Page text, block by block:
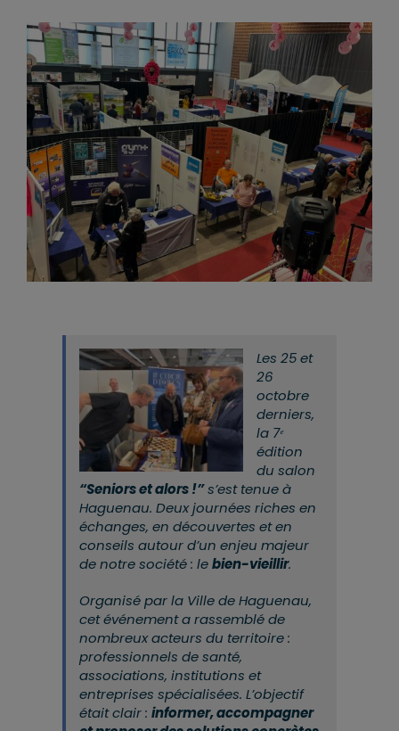
Les 25 et
26
octobre
derniers,
la 7ᵉ
édition
du salon
“Seniors et alors !”s’est tenue à
Haguenau. Deux journées riches en
échanges, en découvertes et en
conseils autour d’un enjeu majeur
de notre société : lebien-vieillir.
Organisé par la Ville de Haguenau,
cet événement a rassemblé de
nombreux acteurs du territoire :
professionnels de santé,
associations, institutions et
entreprises spécialisées. L’objectif
était clair : informer, accompagner